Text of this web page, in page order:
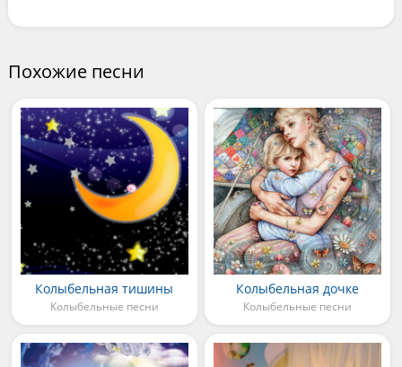
Похожие песни
Колыбельная тишины
Колыбельные песни
Колыбельная дочке
Колыбельные песни